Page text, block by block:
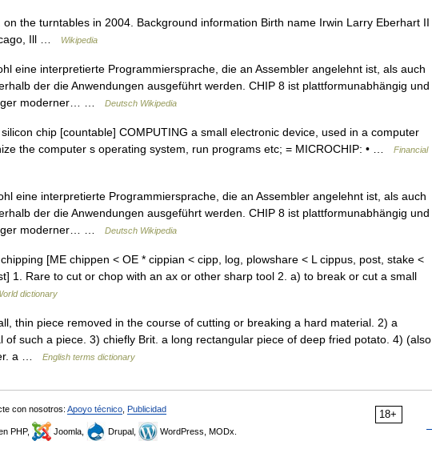
the turntables in 2004. Background information Birth name Irwin Larry Eberhart II
Ill …
Wikipedia
eine interpretierte Programmiersprache, die an Assembler angelehnt ist, als auch
der die Anwendungen ausgeführt werden. CHIP 8 ist plattformunabhängig und
moderner… …
Deutsch Wikipedia
chip [countable] COMPUTING a small electronic device, used in a computer
the computer s operating system, run programs etc; = MICROCHIP: • …
Financial
eine interpretierte Programmiersprache, die an Assembler angelehnt ist, als auch
der die Anwendungen ausgeführt werden. CHIP 8 ist plattformunabhängig und
moderner… …
Deutsch Wikipedia
[ME chippen < OE * cippian < cipp, log, plowshare < L cippus, post, stake <
1. Rare to cut or chop with an ax or other sharp tool 2. a) to break or cut a small
dictionary
thin piece removed in the course of cutting or breaking a hard material. 2) a
of such a piece. 3) chiefly Brit. a long rectangular piece of deep fried potato. 4) (also
a …
English terms dictionary
18+
con nosotros: Apoyo técnico Publicidad
PHP, Joomla, Drupal, WordPress, MODx.